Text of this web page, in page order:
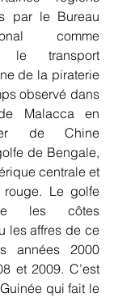
par le Bureau
comme
le transport
de la piraterie
observé dans
Malacca en
de Chine
de Bengale,
centrale et
Le golfe
les côtes
les affres de ce
années 2000
et 2009. C’est
qui fait le